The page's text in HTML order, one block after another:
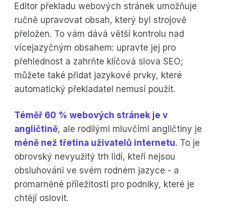
Editor překladu webových stránek umožňuje
ručně upravovat obsah, který byl strojově
přeložen. To vám dává větší kontrolu nad
vícejazyčným obsahem: upravte jej pro
přehlednost a zahrňte klíčová slova SEO;
můžete také přidat jazykové prvky, které
automatický překladatel nemusí použít.
Téměř 60 % webových stránek je v
angličtině, ale rodilými mluvčími angličtiny je
méně než třetina uživatelů internetu. To je
obrovský nevyužitý trh lidí, kteří nejsou
obsluhováni ve svém rodném jazyce - a
promarněné příležitosti pro podniky, které je
chtějí oslovit.